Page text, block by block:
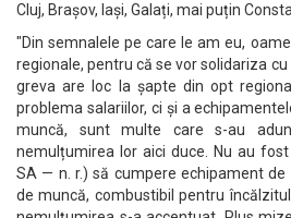
Cluj, Brașov, Iași, Galați, mai puțin
"Din semnalele pe care le am eu,
regionale, pentru că se vor solidariza
greva are loc la șapte din opt
problema salariilor, ci și a
muncă, sunt multe care s-au
nemulțumirea lor aici duce. Nu au fost
SA — n. r.) să cumpere echipament de
de muncă, combustibil pentru